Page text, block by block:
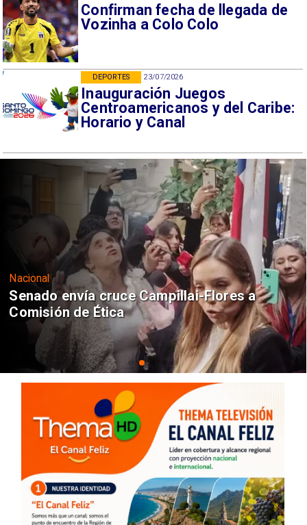
Confirman fecha de llegada de
Vozinha a Colo Colo
23/07/2026
Inauguración Juegos
Centroamericanos y del Caribe:
Horario y Canal
DEPORTES
Nacional
Senado envía cruce Campillai-Flores a
Comisión de Ética